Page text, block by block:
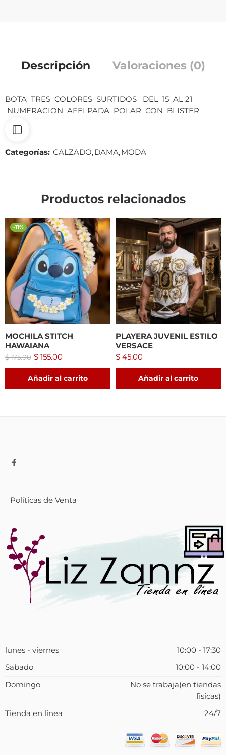
Descripción Valoraciones (0)
BOTA TRES COLORES SURTIDOS DEL 15 AL 21
NUMERACION AFELPADA POLAR CON BLISTER
Categorías: CALZADO,DAMA,MODA
Productos relacionados
-11%
MOCHILA STITCH
HAWAIANA
$175.00 $ 155.00
Añadir al carrito
PLAYERA JUVENIL ESTILO
VERSACE
$ 45.00
Añadir al carrito
Políticas de Venta
lunes - viernes
10:00 - 17:30
Sabado
10:00 - 14:00
Domingo
No se trabaja(en tiendas
fisicas)
Tienda en linea
24/7